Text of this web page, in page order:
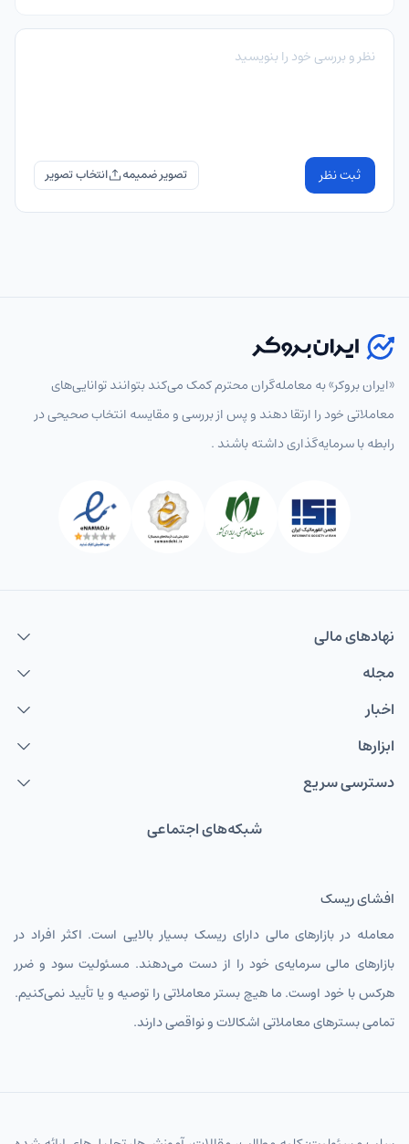
ثبت نظر تصویر ضمیمه
«ایران بروکر» به معامله‌گران محترم کمک می‌کند بتوانند توانایی‌های
معاملاتی خود را ارتقا دهند و پس از بررسی و مقایسه انتخاب‌ صحیحی در
رابطه با سرمایه‌گذاری داشته باشند .
نهاد‌های مالی
مجله
اخبار
ابزارها
دسترسی سریع
شبکه‌های اجتماعی
افشای ریسک
معامله در بازارهای مالی دارای ریسک بسیار بالایی است. اکثر افراد در
بازارهای مالی سرمایه‌ی خود را از دست می‌دهند. مسئولیت سود و ضرر
هرکس با خود اوست. ما هیچ بستر معاملاتی را توصیه و یا تأیید نمی‌کنیم.
تمامی بسترهای معاملاتی اشکالات و نواقصی دارند.